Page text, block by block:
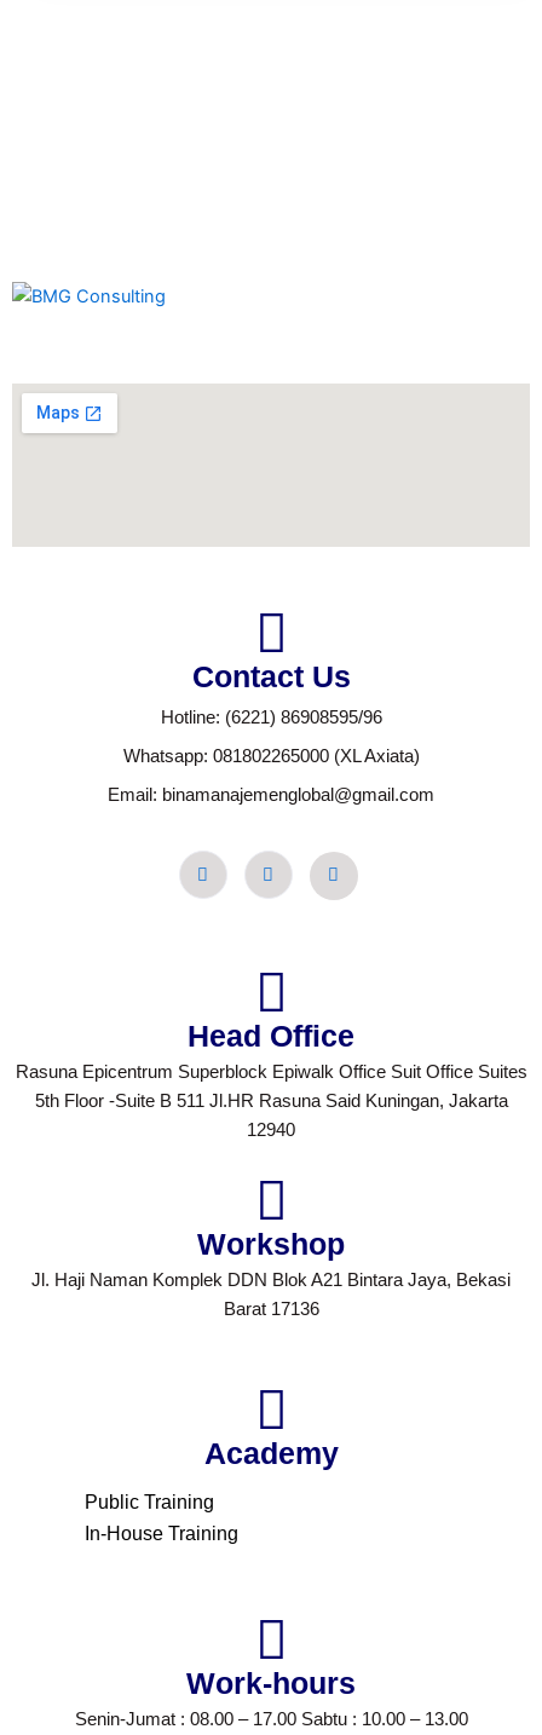
Contact Us
Hotline: (6221) 86908595/96
Whatsapp: 081802265000 (XL Axiata)
Email: binamanajemenglobal@gmail.com
Head Office
Rasuna Epicentrum Superblock Epiwalk Office Suit Office Suites
5th Floor -Suite B 511 Jl.HR Rasuna Said Kuningan, Jakarta
12940
Workshop
Jl. Haji Naman Komplek DDN Blok A21 Bintara Jaya, Bekasi
Barat 17136
Academy
Public Training
In-House Training
Work-hours
Senin-Jumat : 08.00 – 17.00 Sabtu : 10.00 – 13.00